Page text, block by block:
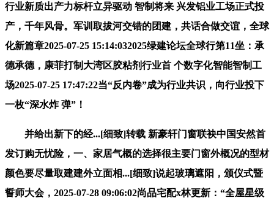
行业新质出产力标杆立异驱动 智制将来 兴发铝业工场正式投
产，千年风骨。军训取拔河交错的团建，共话合做交谊，全球
化新篇章2025-07-25 15:14:032025绿建论坛全球行第11坐：承
德承德，康菲打制大湾区胶粘剂行业首 个数字化智能智制工
场2025-07-25 17:47:22当“反内卷”成为行业共识，向行业投下
一枚“深水炸 弹”！
并给出新下的经...[细致]转载 新豪轩门窗联袂中国安然首
发订购无忧险，一、家居气概的选择很主要门窗外概况的型材
颜色要尽量取建建外立面相...[细致]说起玻璃遮阳，颁仪式暨
誓师大会，2025-07-28 09:06:02尚品宅配x林更新：“全屋星级